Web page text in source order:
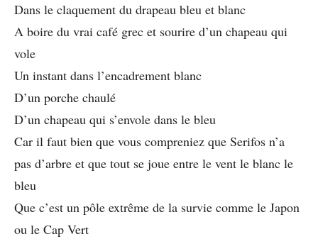
Dans le claquement du drapeau bleu et blanc
A boire du vrai café grec et sourire d’un chapeau qui
vole
Un instant dans l’encadrement blanc
D’un porche chaulé
D’un chapeau qui s’envole dans le bleu
Car il faut bien que vous compreniez que Serifos n’a
pas d’arbre et que tout se joue entre le vent le blanc le
bleu
Que c’est un pôle extrême de la survie comme le Japon
ou le Cap Vert